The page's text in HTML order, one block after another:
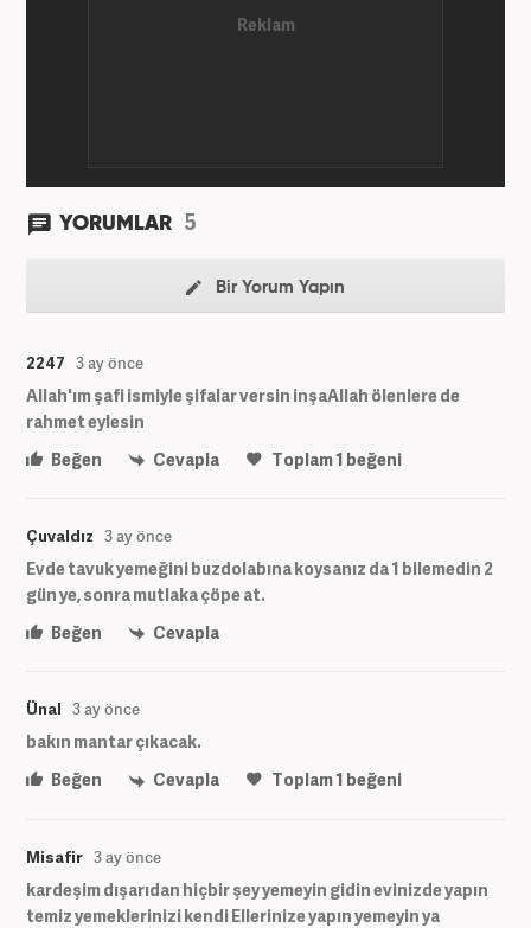
YORUMLAR 5
Bir Yorum Yapın
2247 3 ay önce
Allah'ım şafi ismiyle şifalar versin inşaAllah ölenlere de
rahmet eylesin
Beğen
Cevapla Toplam1 beğeni
Çuvaldız 3 ay önce
Evde tavuk yemeğini buzdolabına koysanız da 1 bilemedin 2
gün ye, sonra mutlaka çöpe at.
Beğen
Cevapla
Ünal 3 ay önce
bakın mantar çıkacak.
Beğen
Cevapla Toplam1 beğeni
Misafir 3 ay önce
kardeşim dışarıdan hiçbir şey yemeyin gidin evinizde yapın
temiz yemeklerinizi kendi Ellerinize yapın yemeyin ya